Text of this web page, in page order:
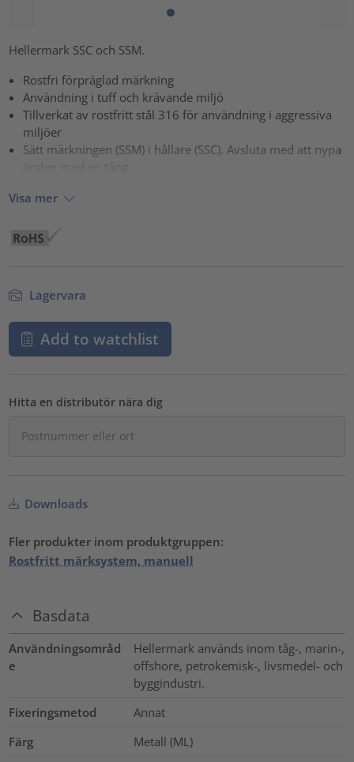
Hellermark SSC och SSM.
Rostfri förpräglad märkning
Användning i tuff och krävande miljö
Tillverkat av rostfritt stål 316 för användning i aggressiva
miljöer
Sätt märkningen (SSM) i hållare (SSC). Avsluta med att nypa
Visa mer
Lagervara
Add to watchlist
Hitta en distributör nära dig
Downloads
Fler produkter inom produktgruppen:
Rostfritt märksystem, manuell
Basdata
Användningsområd
e
Hellermark används inom tåg-, marin-,
offshore, petrokemisk-, livsmedel- och
byggindustri.
Fixeringsmetod
Annat
Färg
Metall (ML)